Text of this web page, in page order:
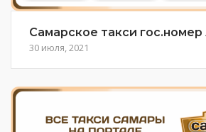
Самарское такси
30 июля, 2021